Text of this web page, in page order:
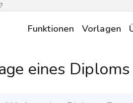
Funktionen Vorlagen
eines